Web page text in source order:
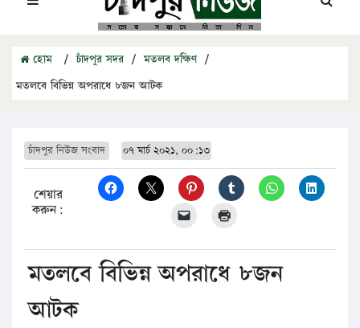
হোম / চাঁদপুর সদর / মতলব দক্ষিণ /
মতলবে বিভিন্ন অপরাধে ৮জন আটক
চাঁদপুর নিউজ সংবাদ ০৭ মার্চ ২০২১, ০০:১৩
শেয়ার
করুন:
মতলবে বিভিন্ন অপরাধে ৮জন
আটক